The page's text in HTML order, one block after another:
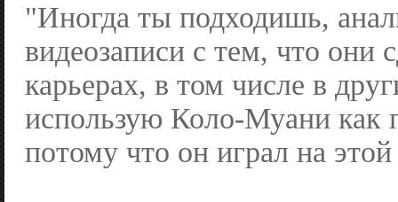
"Иногда ты подходишь,
видеозаписи с тем, что они
карьерах, в том числе в
использую Коло-Муани как
потому что он играл на